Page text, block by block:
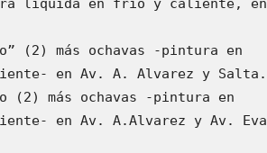
(2) más ochavas -pintura en
en Av. A. Alvarez y Salta.
(2) más ochavas -pintura en
en Av. A.Alvarez y Av. Eva